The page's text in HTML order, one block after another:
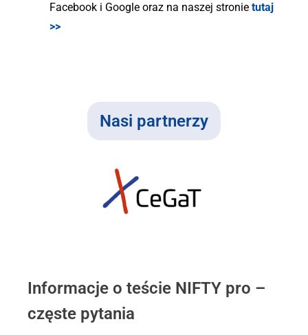
Facebook i Google oraz na naszej stronie tutaj
>>
Nasi partnerzy
Informacje o teście NIFTY pro –
częste pytania